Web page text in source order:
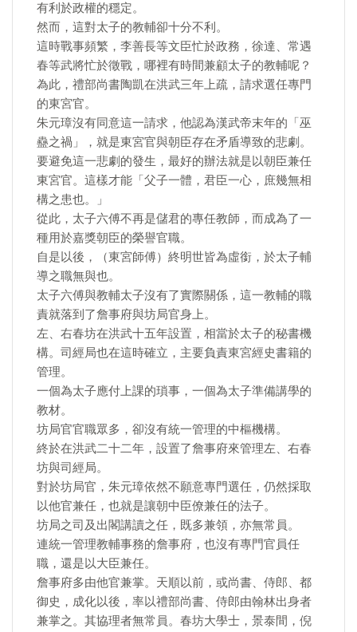
有利於政權的穩定。
然而，這對太子的教輔卻十分不利。
這時戰事頻繁，李善長等文臣忙於政務，徐達、常遇
春等武將忙於徵戰，哪裡有時間兼顧太子的教輔呢？
為此，禮部尚書陶凱在洪武三年上疏，請求選任專門
的東宮官。
朱元璋沒有同意這一請求，他認為漢武帝末年的「巫
蠱之禍」，就是東宮官與朝臣存在矛盾導致的悲劇。
要避免這一悲劇的發生，最好的辦法就是以朝臣兼任
東宮官。這樣才能「父子一體，君臣一心，庶幾無相
構之患也。」
從此，太子六傅不再是儲君的專任教師，而成為了一
種用於嘉獎朝臣的榮譽官職。
自是以後，（東宮師傅）終明世皆為虛銜，於太子輔
導之職無與也。
太子六傅與教輔太子沒有了實際關係，這一教輔的職
責就落到了詹事府與坊局官身上。
左、右春坊在洪武十五年設置，相當於太子的秘書機
構。司經局也在這時確立，主要負責東宮經史書籍的
管理。
一個為太子應付上課的瑣事，一個為太子準備講學的
教材。
坊局官官職眾多，卻沒有統一管理的中樞機構。
終於在洪武二十二年，設置了詹事府來管理左、右春
坊與司經局。
對於坊局官，朱元璋依然不願意專門選任，仍然採取
以他官兼任，也就是讓朝中臣僚兼任的法子。
坊局之司及出閣講讀之任，既多兼領，亦無常員。
連統一管理教輔事務的詹事府，也沒有專門官員任
職，還是以大臣兼任。
詹事府多由他官兼掌。天順以前，或尚書、侍郎、都
御史，成化以後，率以禮部尚書、侍郎由翰林出身者
兼掌之。其協理者無常員。春坊大學士，景泰間，倪